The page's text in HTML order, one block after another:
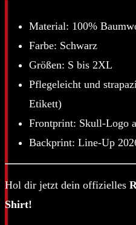
Material: 100%
Farbe: Schwarz
Größen: S bis 2XL
Pflegeleicht und
Etikett)
Frontprint: Skull-Logo
Backprint: Line-Up
Hol dir jetzt dein offizielles
Shirt!